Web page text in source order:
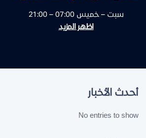
سبت – خميس 07:00 – 21:00
اظهر المزيد
أحدث الأخبار
No entries to show